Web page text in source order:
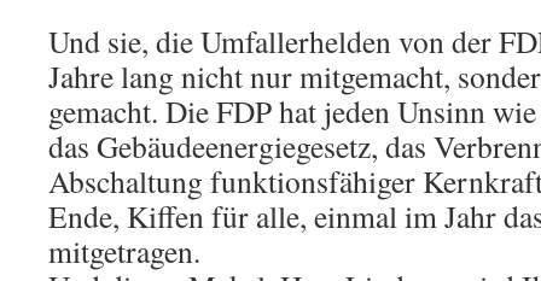
Und sie, die Umfallerhelden von der
Jahre lang nicht nur mitgemacht,
gemacht. Die FDP hat jeden Unsinn
das Gebäudeenergiegesetz, das
Abschaltung funktionsfähiger
Ende, Kiffen für alle, einmal im Jahr
mitgetragen.